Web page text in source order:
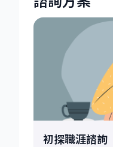
program
strategic
職涯諮詢
職
初探職涯諮詢